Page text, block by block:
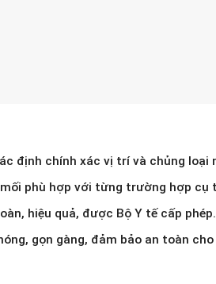
định chính xác vị trí và chủng loại
phù hợp với từng trường hợp cụ
hiệu quả, được Bộ Y tế cấp phép.
gọn gàng, đảm bảo an toàn